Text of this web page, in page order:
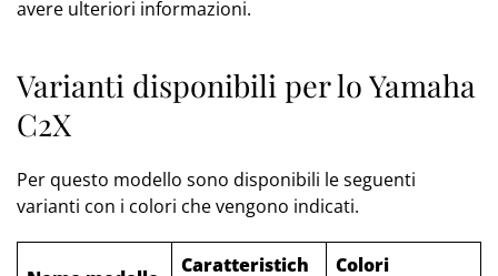
avere ulteriori informazioni.
Varianti disponibili per lo Yamaha
C2X
Per questo modello sono disponibili le seguenti
varianti con i colori che vengono indicati.
Caratteristich
Colori